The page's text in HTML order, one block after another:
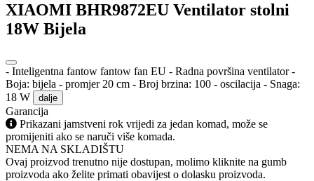
XIAOMI BHR9872EU Ventilator stolni
18W Bijela
- Inteligentna fantow fantow fan EU - Radna površina ventilator -
Boja: bijela - promjer 20 cm - Broj brzina: 100 - oscilacija - Snaga:
18 W
dalje
Garancija
Prikazani jamstveni rok vrijedi za jedan komad, može se
promijeniti ako se naruči više komada.
NEMA NA SKLADIŠTU
Ovaj proizvod trenutno nije dostupan, molimo kliknite na gumb
proizvoda ako želite primati obavijest o dolasku proizvoda.